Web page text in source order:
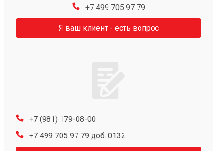
+7 499 705 97 79
Я ваш клиент - есть вопрос
+7 (981) 179-08-00
+7 499 705 97 79 доб. 0132